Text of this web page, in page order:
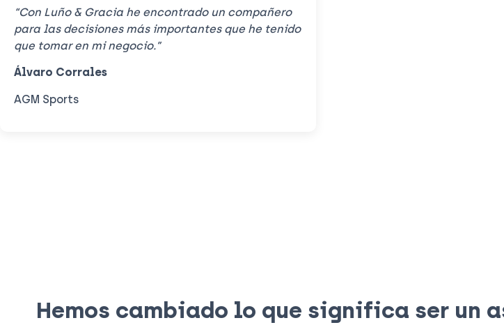
“Con Luño & Gracia he encontrado un compañero
para las decisiones más importantes que he tenido
que tomar en mi negocio.”
Álvaro Corrales
AGM Sports
Hemos cambiado lo que significa ser un